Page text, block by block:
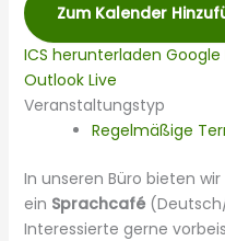
Zum Kalender
ICS herunterladen Google
Outlook Live
Veranstaltungstyp
Regelmäßige
In unseren Büro bieten wir
ein Sprachcafé(Deutsch/
Interessierte gerne